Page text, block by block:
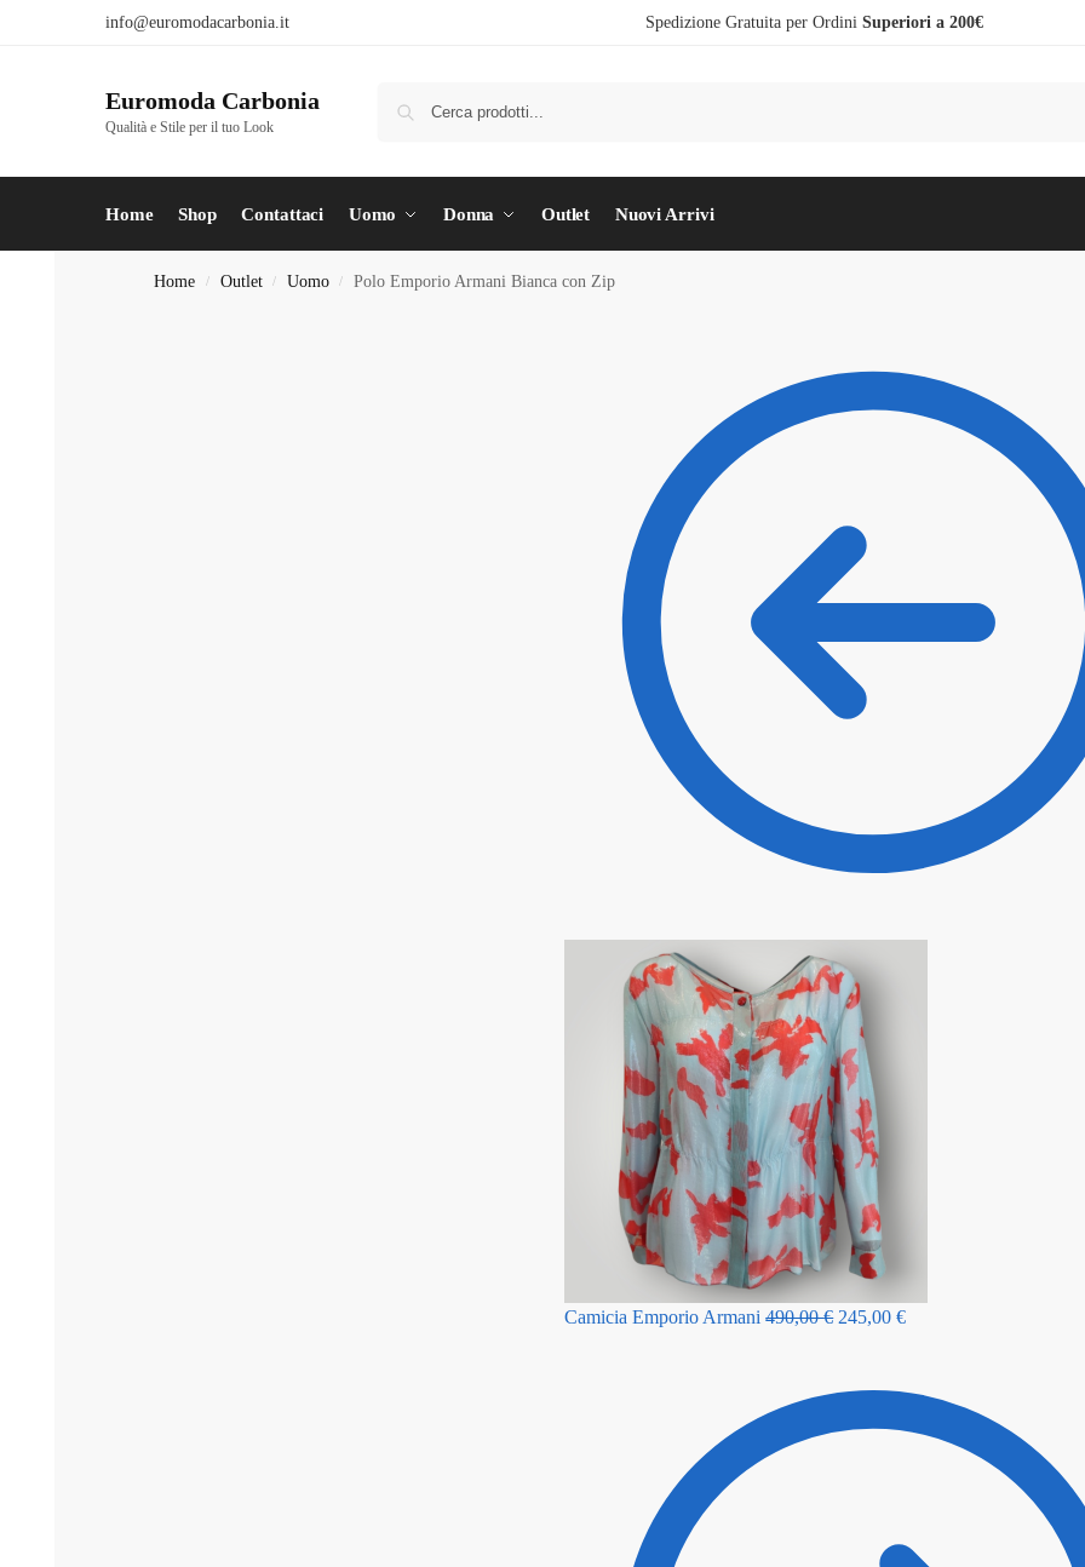
info@euromodacarbonia.it Spedizione Gratuita per Ordini Superiori a 200€
Euromoda Carbonia
Qualità e Stile per il tuo Look
Home Shop Contattaci Uomo Donna Outlet Nuovi Arrivi
Home / Outlet / Uomo / Polo Emporio Armani Bianca con Zip
Camicia Emporio Armani 490,00€ 245,00€